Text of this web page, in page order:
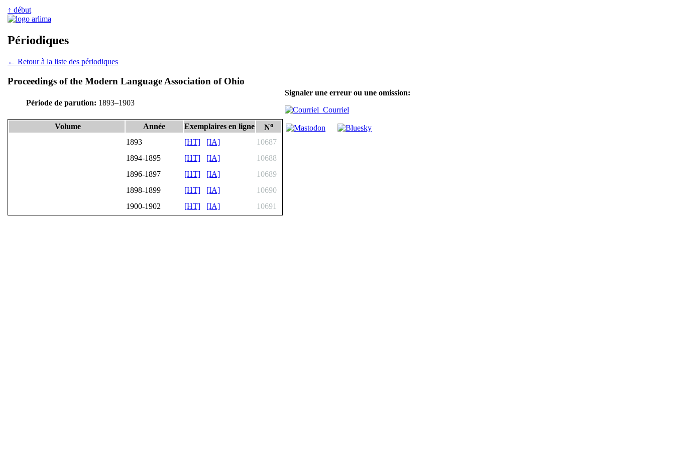
↑ début
Périodiques
← Retour à la liste des périodiques
Proceedings of the Modern Language Association of Ohio
Période de parution: 1893–1903
Volume Année Exemplaires en ligne No
1893 [HT] [IA]
10687
1894-1895
[HT] [IA]
10688
1896-1897
[HT] [IA]
10689
1898-1899
[HT] [IA]
10690
1900-1902
[HT] [IA] 10691
Signaler une erreur ou une omission:
Courriel